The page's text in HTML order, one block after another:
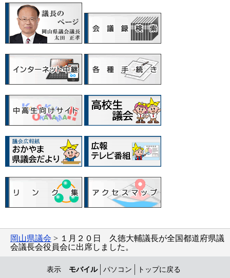
岡山県議会 > １月２０日 久徳大輔議長が全国都道府県議
会議長会役員会に出席しました。
表示 モバイル パソコン トップに戻る